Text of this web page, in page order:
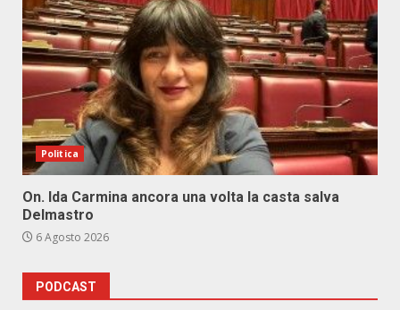
Politica
On. Ida Carmina ancora una volta la casta salva
Delmastro
6 Agosto 2026
PODCAST